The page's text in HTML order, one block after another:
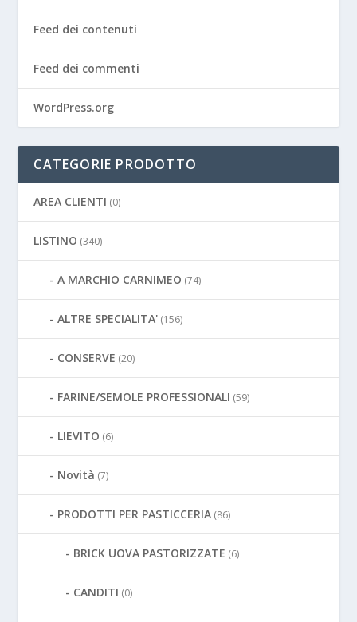
Feed dei contenuti
Feed dei commenti
WordPress.org
CATEGORIE PRODOTTO
AREA CLIENTI (0)
LISTINO (340)
A MARCHIO CARNIMEO (74)
ALTRE SPECIALITA' (156)
CONSERVE (20)
FARINE/SEMOLE PROFESSIONALI (59)
LIEVITO (6)
Novità (7)
PRODOTTI PER PASTICCERIA (86)
BRICK UOVA PASTORIZZATE (6)
CANDITI (0)